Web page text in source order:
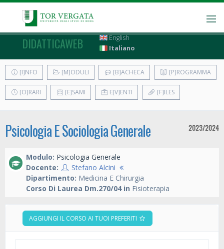
DIDATTICAWEB
English
Italiano
[I]NFO [M]ODULI [B]ACHECA [P]ROGRAMMA
[O]RARI [E]SAMI E[V]ENTI [F]ILES
Psicologia E Sociologia Generale 2023/2024
Modulo: Psicologia Generale
Docente:
Stefano Alcini
Dipartimento: Medicina E Chirurgia
Corso Di Laurea Dm.270/04 in Fisioterapia
AGGIUNGI IL CORSO AI TUOI PREFERITI